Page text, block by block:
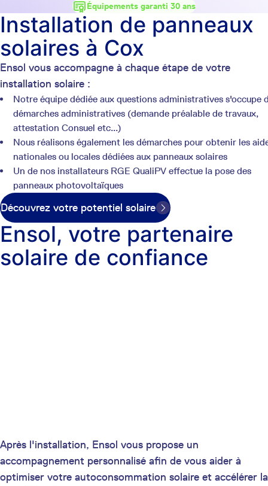
Équipements garanti 30 ans
Ensol vous accompagne à chaque étape de votre
installation solaire :
Notre équipe dédiée aux questions administratives s'occupe
démarches administratives (demande préalable de travaux,
attestation Consuel etc...)
Nous réalisons également les démarches pour obtenir les
nationales ou locales dédiées aux panneaux solaires
Un de nos installateurs RGE QualiPV effectue la pose des
panneaux photovoltaïques
Découvrez votre potentiel solaire
Installation de panneaux
solaires à Cox
Ensol, votre partenaire
solaire de confiance
Après l'installation, Ensol vous propose un
accompagnement personnalisé afin de vous aider à
optimiser votre autoconsommation solaire et accélérer la